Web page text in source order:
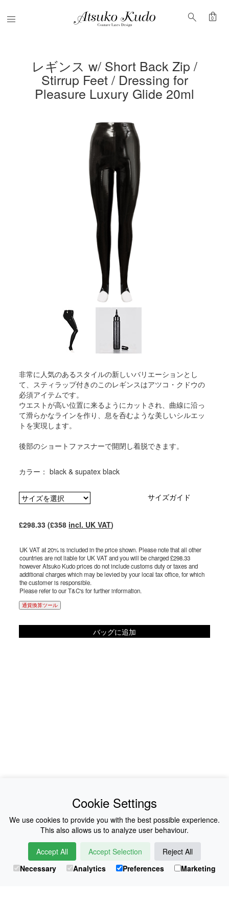
Menu search shopping_bag
0
レギンス w/ Short Back Zip /
Stirrup Feet / Dressing for
Pleasure Luxury Glide 20ml
非常に人気のあるスタイルの新しいバリエーションとし
て、スティラップ付きのこのレギンスはアツコ・クドウの
必須アイテムです。
ウエストが高い位置に来るようにカットされ、曲線に沿っ
て滑らかなラインを作り、息を呑むような美しいシルエッ
トを実現します。
後部のショートファスナーで開閉し着脱できます。
カラー： black & supatex black
サイズガイド
£298.33 (£358 incl. UK VAT)
UK VAT at 20% is included in the price shown. Please note that all other
countries are not liable for UK VAT and you will be charged £298.33
however Atsuko Kudo prices do not include customs duty or taxes and
additional charges which may be levied by your local tax office, for which
the customer is responsible.
Please refer to our T&C's for further information.
通貨換算ツール
バッグに追加
Collections
History
Shop
E-Voucher
Sizing & Colours
Contact
Information
Japanese Shop
Cookie Settings
We use cookies to provide you with the best possible experience.
This also allows us to analyze user behaviour.
Accept All Accept Selection
Reject All
Necessary
Analytics Preferences Marketing